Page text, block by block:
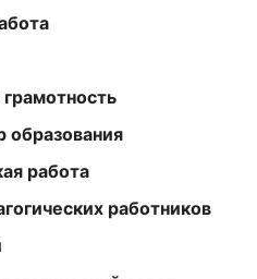
образования
работа
работников